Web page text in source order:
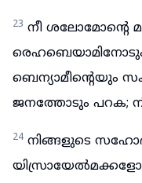
23 നീ ശലോമോന്റെ
ബെന്യാമീന്റെയും
ജനത്തോടും പറക;
24 നിങ്ങളുടെ